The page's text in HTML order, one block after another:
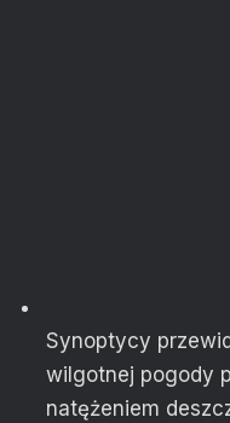
Synoptycy
wilgotnej pogody
natężeniem